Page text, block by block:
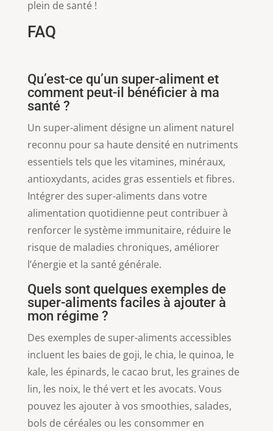
plein de santé !
FAQ
Qu’est-ce qu’un super-aliment et
comment peut-il bénéficier à ma
santé ?
Un super-aliment désigne un aliment naturel
reconnu pour sa haute densité en nutriments
essentiels tels que les vitamines, minéraux,
antioxydants, acides gras essentiels et fibres.
Intégrer des super-aliments dans votre
alimentation quotidienne peut contribuer à
renforcer le système immunitaire, réduire le
risque de maladies chroniques, améliorer
l’énergie et la santé générale.
Quels sont quelques exemples de
super-aliments faciles à ajouter à
mon régime ?
Des exemples de super-aliments accessibles
incluent les baies de goji, le chia, le quinoa, le
kale, les épinards, le cacao brut, les graines de
lin, les noix, le thé vert et les avocats. Vous
pouvez les ajouter à vos smoothies, salades,
bols de céréales ou les consommer en